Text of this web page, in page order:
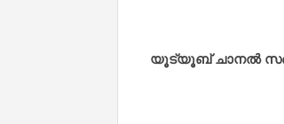
യൂട്യൂബ് ചാനൽ